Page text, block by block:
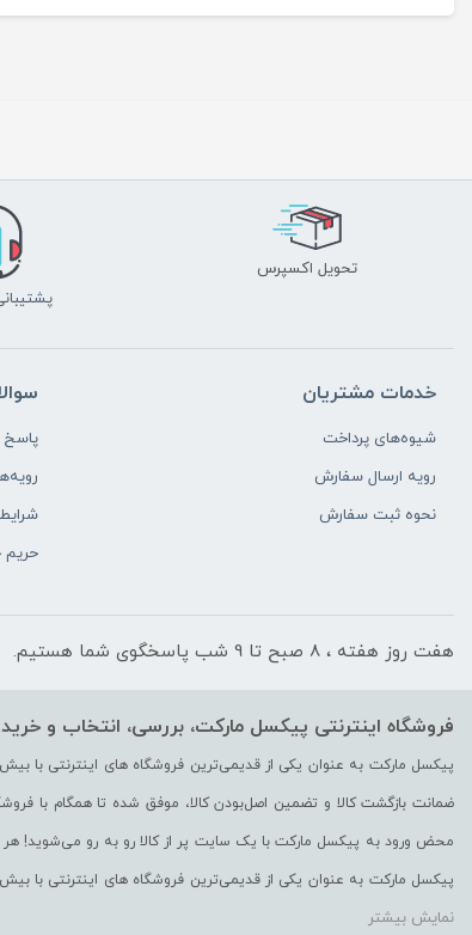
تحویل اکسپرس
پشتیبانی 24
خدمات مشتریان
شیوه‌های پرداخت
رویه ارسال سفارش
نحوه ثبت سفارش
هفت روز هفته ، 8 صبح تا 9 شب پاسخگوی شما هستیم.
فروشگاه اینترنتی پیکسل مارکت، بررسی، انتخاب و خرید
ضمانت بازگشت کالا و تضمین اصل‌بودن کالا، موفق شده تا همگام با
محض ورود به پیکسل مارکت با یک سایت پر از کالا رو به رو می‌شوید! هر
ضمانت بازگشت کالا و تضمین اصل‌بودن کالا، موفق شده تا همگام با
نمایش بیشتر